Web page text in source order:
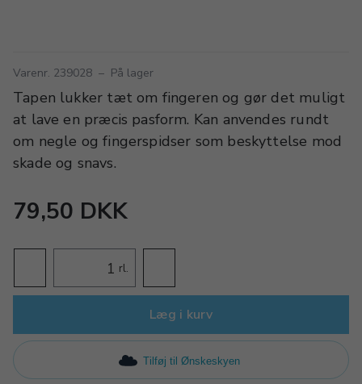
Varenr. 239028 – På lager
Tapen lukker tæt om fingeren og gør det muligt
at lave en præcis pasform. Kan anvendes rundt
om negle og fingerspidser som beskyttelse mod
skade og snavs.
79,50 DKK
rl.
Læg i kurv
Tilføj til Ønskeskyen